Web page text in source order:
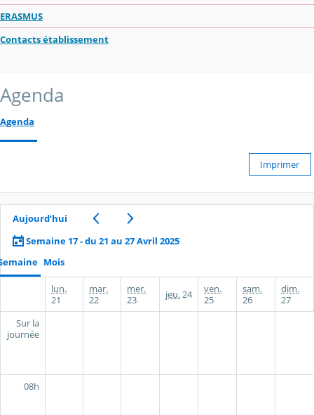
ERASMUS
Contacts établissement
Agenda
Agenda
Imprimer
Aujourd’hui
Semaine 17 - du 21 au 27 Avril 2025
Mois
lun.
21
mar.
22
mer.
23
jeu.24
ven.
25
sam.
26
dim.
27
Sur la
journée
08h